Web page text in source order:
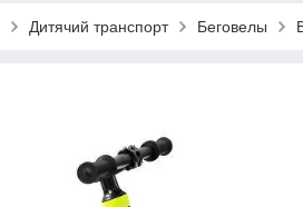
Дитячий транспорт Беговелы